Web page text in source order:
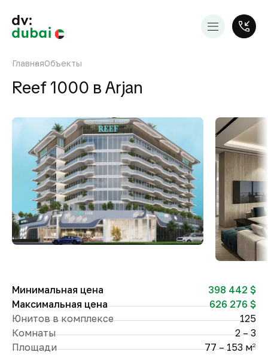
ГлавнаяОбъекты
Reef 1000 в Arjan
Минимальная цена
398 442 $
Максимальная цена
626 276 $
Юнитов в комплексе
125
Комнаты
2 – 3
Площади
77 – 153 м2